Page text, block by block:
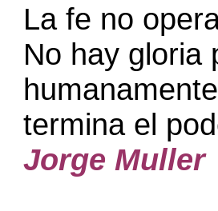
La fe no
No hay gloria
termina el
Jorge Muller